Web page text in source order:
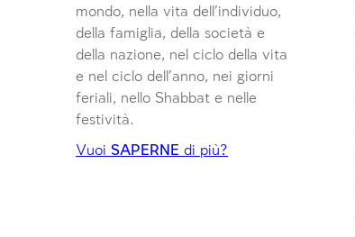
mondo, nella vita dell’individuo,
della famiglia, della società e
della nazione, nel ciclo della vita
e nel ciclo dell’anno, nei giorni
feriali, nello Shabbat e nelle
festività.
Vuoi SAPERNE di più?